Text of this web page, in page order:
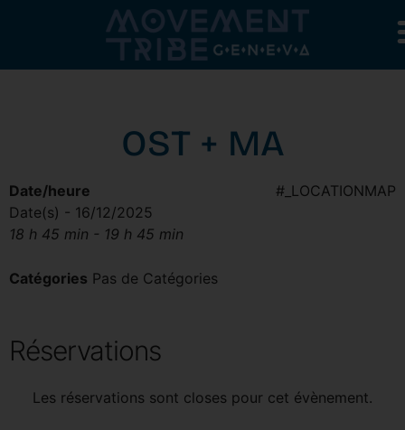
OST + MA
#_LOCATIONMAP
Date/heure
Date(s) - 16/12/2025
18 h 45 min - 19 h 45 min
Catégories Pas de Catégories
Réservations
Les réservations sont closes pour cet évènement.